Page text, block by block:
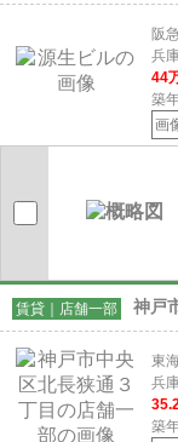
阪
兵
44
築
画
賃貸｜店舗一部 神戸
東
兵
築